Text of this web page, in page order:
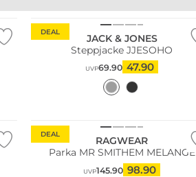
DEAL
JACK & JONES
Steppjacke JJESOHO
UVP69.90 47.90
DEAL
RAGWEAR
Parka MR SMITHEM MELANGE
UVP145.90 98.90